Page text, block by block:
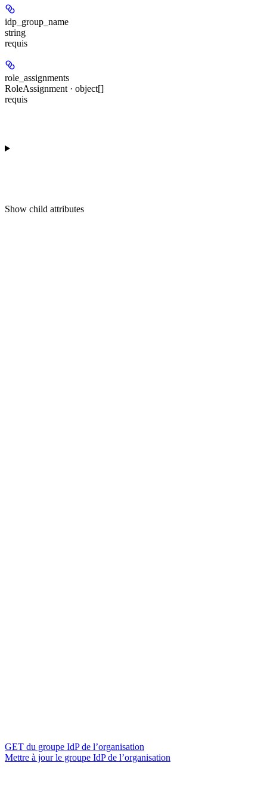
idp_group_name
string
requis
role_assignments
RoleAssignment · object[]
requis
Show child attributes
GET du groupe IdP de l’organisation
Mettre à jour le groupe IdP de l’organisation